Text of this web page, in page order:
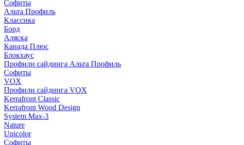
Софиты
Альта Профиль
Классика
Борд
Аляска
Канада Плюс
Блокхаус
Профили сайдинга Альта Профиль
Софиты
VOX
Профили сайдинга VOX
Kerrafront Classic
Kerrafront Wood Design
System Max-3
Nature
Unicolor
Софиты